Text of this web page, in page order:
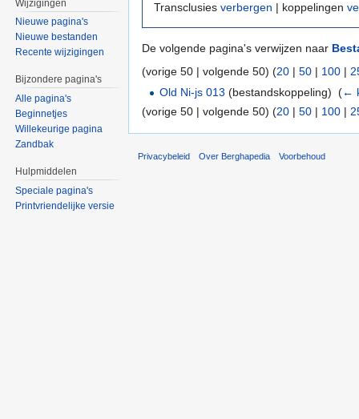
Transclusies verbergen | koppelingen
De volgende pagina's verwijzen naar
(vorige 50 | volgende 50) (20 | 50 | 100 |
Old Ni-js 013 (bestandskoppeling) ‎(←
(vorige 50 | volgende 50) (20 | 50 | 100 |
Wijzigingen
Nieuwe pagina's
Nieuwe bestanden
Recente wijzigingen
Bijzondere pagina's
Alle pagina's
Beginnetjes
Willekeurige pagina
Zandbak
Hulpmiddelen
Speciale pagina's
Printvriendelijke versie
Privacybeleid Over Berghapedia Voorbehoud